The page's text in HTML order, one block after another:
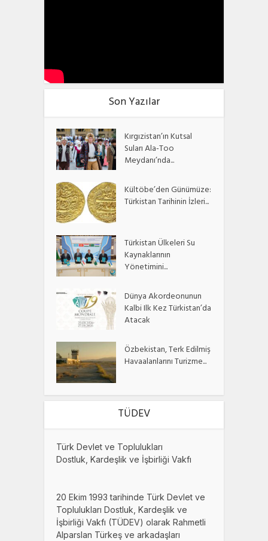
Son Yazılar
Kırgızistan’ın Kutsal
Suları Ala-Too
Meydanı’nda...
Kültöbe’den Günümüze:
Türkistan Tarihinin İzleri...
Türkistan Ülkeleri Su
Kaynaklarının
Yönetimini...
Dünya Akordeonunun
Kalbi Ilk Kez Türkistan’da
Atacak
Özbekistan, Terk Edilmiş
Havaalanlarını Turizme...
TÜDEV
Türk Devlet ve Toplulukları
Dostluk, Kardeşlik ve İşbirliği Vakfı
20 Ekim 1993 tarihinde Türk Devlet ve
Toplulukları Dostluk, Kardeşlik ve
İşbirliği Vakfı (TÜDEV) olarak Rahmetli
Alparslan Türkeş ve arkadaşları